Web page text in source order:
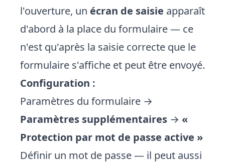
l'ouverture, un écran de saisie apparaît
d'abord à la place du formulaire — ce
n'est qu'après la saisie correcte que le
formulaire s'affiche et peut être envoyé.
Configuration :
Paramètres du formulaire →
Paramètres supplémentaires → «
Protection par mot de passe active »
Définir un mot de passe — il peut aussi